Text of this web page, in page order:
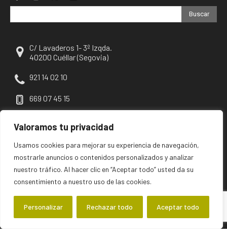
Valoramos tu privacidad
Usamos cookies para mejorar su experiencia de navegación,
mostrarle anuncios o contenidos personalizados y analizar
nuestro tráfico. Al hacer clic en “Aceptar todo” usted da su
consentimiento a nuestro uso de las cookies.
Personalizar Rechazar todo Aceptar todo
Buscar
C/ Lavaderos 1- 3º Izqda.
40200 Cuéllar (Segovia)
921 14 02 10
669 07 45 15